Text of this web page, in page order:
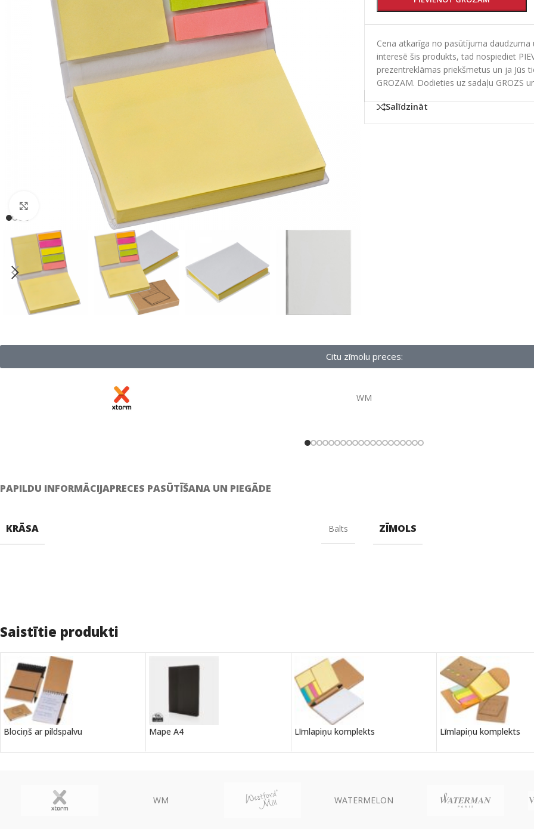
Cena atkarīga no pasūtījuma daudzuma
interesē šis produkts, tad nospiediet
prezentreklāmas priekšmetus un ja Jūs
GROZAM. Dodieties uz sadaļu GROZS
Salīdzināt
Citu zīmolu preces:
WM
PAPILDU INFORMĀCIJAPRECES PASŪTĪŠANA UN PIEGĀDE
KRĀSA Balts ZĪMOLS
Saistītie produkti
Blociņš ar pildspalvu Mape A4 Līmlapiņu komplekts Līmlapiņu komplekts
WM WATERMELON